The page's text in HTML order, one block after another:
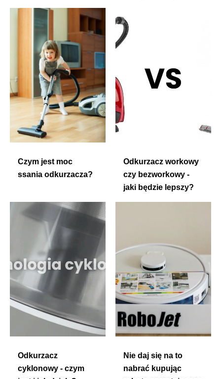
Czym jest moc
ssania odkurzacza?
Odkurzacz workowy
czy bezworkowy -
jaki będzie lepszy?
Odkurzacz
cyklonowy - czym
Nie daj się na to
nabrać kupując